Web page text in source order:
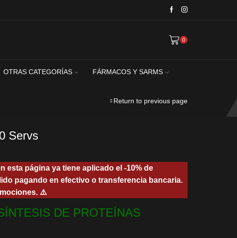
0
OTRAS CATEGORÍAS FÁRMACOS Y SARMS
Return to previous page
Servs
esta página ya tiene aplicado el -10% de
pagando en efectivo o transferencia bancaria.
⚠️
DE PROTEÍNAS